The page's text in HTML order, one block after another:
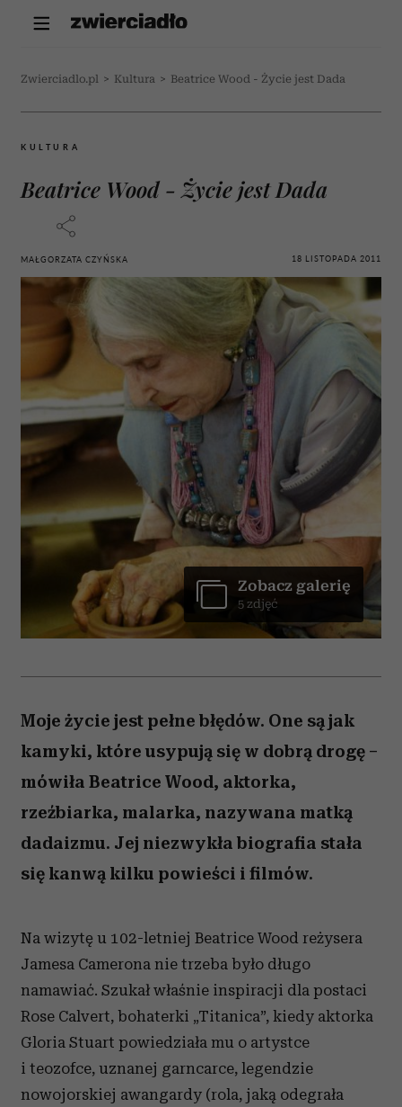
Zwierciadlo.pl > Kultura > Beatrice Wood - Życie jest Dada
KULTURA
Beatrice Wood - Życie jest Dada
MAŁGORZATA CZYŃSKA 18 LISTOPADA 2011
Zobacz galerię
5 zdjęć
Moje życie jest pełne błędów. One są jak
kamyki, które usypują się w dobrą drogę –
mówiła Beatrice Wood, aktorka,
rzeźbiarka, malarka, nazywana matką
dadaizmu. Jej niezwykła biografia stała
się kanwą kilku powieści i filmów.
Na wizytę u 102-letniej Beatrice Wood reżysera
Jamesa Camerona nie trzeba było długo
namawiać. Szukał właśnie inspiracji dla postaci
Rose Calvert, bohaterki „Titanica”, kiedy aktorka
Gloria Stuart powiedziała mu o artystce
i teozofce, uznanej garncarce, legendzie
nowojorskiej awangardy (rola, jaką odegrała